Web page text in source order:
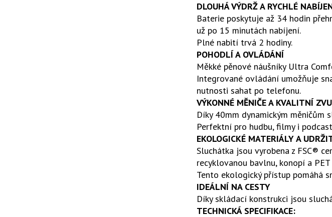
DLOUHÁ VÝDRŽ A RYCHLÉ
Baterie poskytuje až 34 hodin
už po 15 minutách nabíjení.
Plné nabití trvá 2 hodiny.
POHODLÍ A OVLÁDÁNÍ
Měkké pěnové náušníky Ultra
Integrované ovládání umožňuje
nutnosti sahat po telefonu.
VÝKONNÉ MĚNIČE A KVALITNÍ
Díky 40mm dynamickým měničům
Perfektní pro hudbu, filmy i
EKOLOGICKÉ MATERIÁLY A
Sluchátka jsou vyrobena z FSC®
recyklovanou bavlnu, konopí a
Tento ekologický přístup pomáhá
IDEÁLNÍ NA CESTY
Díky skládací konstrukci jsou
TECHNICKÁ SPECIFIKACE: